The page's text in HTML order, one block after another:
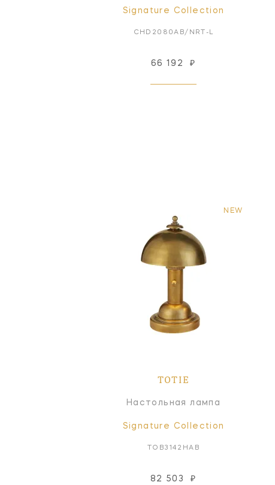
Signature Collection
CHD2080AB/NRT-L
66 192 ₽
NEW
TOTIE
Настольная лампа
Signature Collection
TOB3142HAB
82 503 ₽